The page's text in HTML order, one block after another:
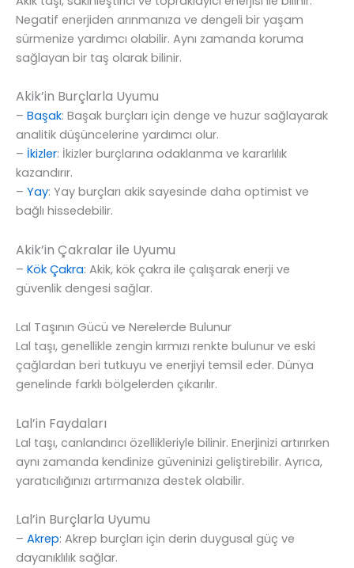
Negatif enerjiden arınmanıza ve dengeli bir yaşam
sürmenize yardımcı olabilir. Aynı zamanda koruma
sağlayan bir taş olarak bilinir.
Akik’in Burçlarla Uyumu
– Başak: Başak burçları için denge ve huzur sağlayarak
analitik düşüncelerine yardımcı olur.
– İkizler: İkizler burçlarına odaklanma ve kararlılık
kazandırır.
– Yay: Yay burçları akik sayesinde daha optimist ve
bağlı hissedebilir.
Akik’in Çakralar ile Uyumu
– Kök Çakra: Akik, kök çakra ile çalışarak enerji ve
güvenlik dengesi sağlar.
Lal Taşının Gücü ve Nerelerde Bulunur
Lal taşı, genellikle zengin kırmızı renkte bulunur ve eski
çağlardan beri tutkuyu ve enerjiyi temsil eder. Dünya
genelinde farklı bölgelerden çıkarılır.
Lal’in Faydaları
Lal taşı, canlandırıcı özellikleriyle bilinir. Enerjinizi artırırken
aynı zamanda kendinize güveninizi geliştirebilir. Ayrıca,
yaratıcılığınızı artırmanıza destek olabilir.
Lal’in Burçlarla Uyumu
– Akrep: Akrep burçları için derin duygusal güç ve
dayanıklılık sağlar.